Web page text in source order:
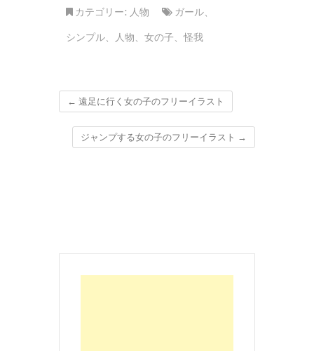
カテゴリー: 人物 ガール、
シンプル、 人物、 女の子、怪我
← 遠足に行く女の子のフリーイラスト
ジャンプする女の子のフリーイラスト →